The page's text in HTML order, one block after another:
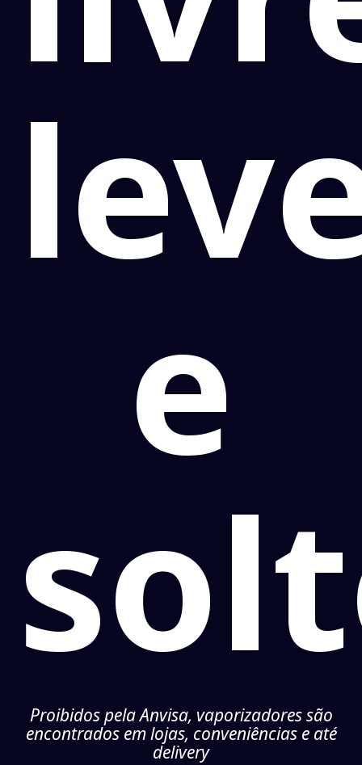
e
Proibidos pela Anvisa, vaporizadores são
encontrados em lojas, conveniências e até
delivery